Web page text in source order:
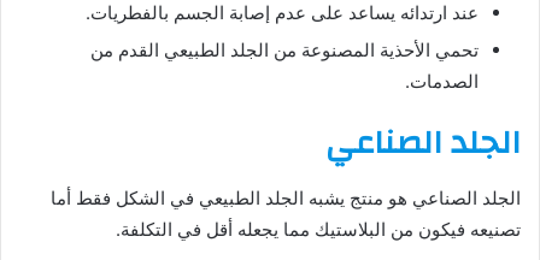
عند ارتدائه يساعد على عدم إصابة الجسم بالفطريات.
تحمي الأحذية المصنوعة من الجلد الطبيعي القدم من
الصدمات.
الجلد الصناعي
الجلد الصناعي هو منتج يشبه الجلد الطبيعي في الشكل فقط أما
تصنيعه فيكون من البلاستيك مما يجعله أقل في التكلفة.